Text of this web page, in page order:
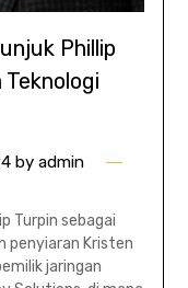
Phillip
Teknologi
by admin
Turpin sebagai
penyiaran Kristen
jaringan